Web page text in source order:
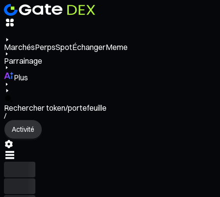
MarchésPerpsSpotÉchangerMeme
Parrainage
Plus
Rechercher token/portefeuille
/
Activité